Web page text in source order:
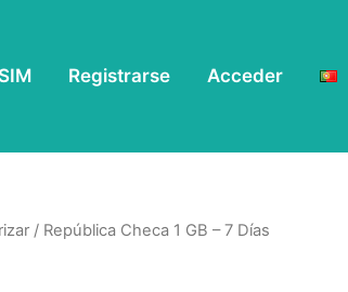
Registrarse Acceder
/ República Checa 1 GB – 7 Días